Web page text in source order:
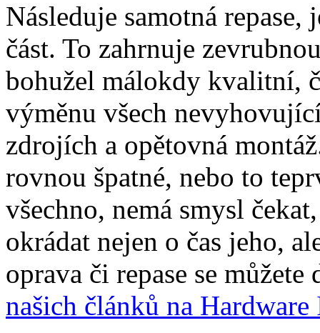
Následuje samotná
část. To zahrnuje
bohužel málokdy kvalitní,
výměnu všech
zdrojích a opětovná
rovnou špatné, nebo to
všechno, nemá smysl
okrádat nejen o čas jeho,
oprava či repase se
našich článků na Hardware